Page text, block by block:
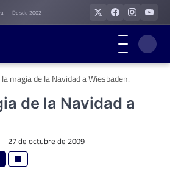
— Desde 2002
la magia de la Navidad a Wiesbaden.
de la Navidad a
27 de octubre de 2009